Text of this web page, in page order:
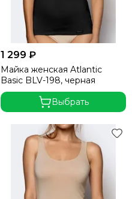
1 299 ₽
Майка женская Atlantic
Basic BLV-198, черная
Выбрать